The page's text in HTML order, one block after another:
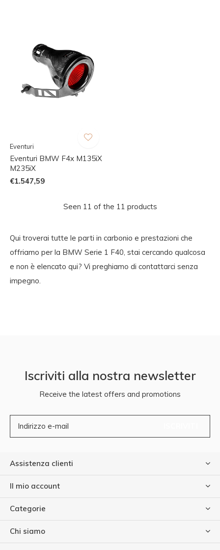
Eventuri
Eventuri BMW F4x M135iX
M235iX
€1.547,59
Seen 11 of the 11 products
Qui troverai tutte le parti in carbonio e prestazioni che
offriamo per la BMW Serie 1 F40, stai cercando qualcosa
e non è elencato qui? Vi preghiamo di contattarci senza
impegno.
Iscriviti alla nostra newsletter
Receive the latest offers and promotions
Assistenza clienti
Il mio account
Categorie
Chi siamo